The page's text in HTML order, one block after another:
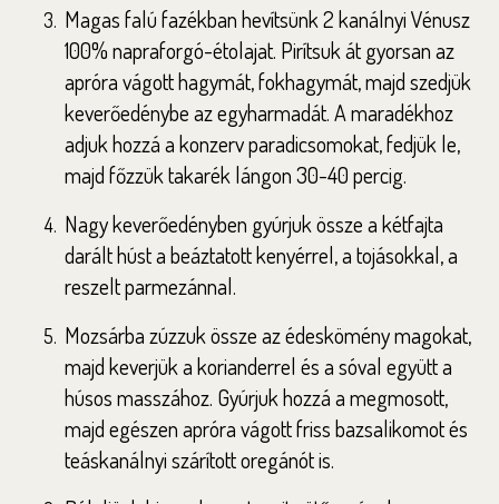
Magas falú fazékban hevítsünk 2 kanálnyi Vénusz
100% napraforgó-étolajat. Pirítsuk át gyorsan az
apróra vágott hagymát, fokhagymát, majd szedjük
keverőedénybe az egyharmadát. A maradékhoz
adjuk hozzá a konzerv paradicsomokat, fedjük le,
majd főzzük takarék lángon 30-40 percig.
Nagy keverőedényben gyúrjuk össze a kétfajta
darált húst a beáztatott kenyérrel, a tojásokkal, a
reszelt parmezánnal.
Mozsárba zúzzuk össze az édeskömény magokat,
majd keverjük a korianderrel és a sóval együtt a
húsos masszához. Gyúrjuk hozzá a megmosott,
majd egészen apróra vágott friss bazsalikomot és
teáskanálnyi szárított oregánót is.